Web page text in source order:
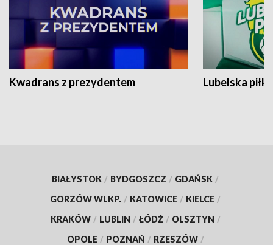
Kwadrans z prezydentem Lubelska piłka
BIAŁYSTOK / BYDGOSZCZ / GDAŃSK /
GORZÓW WLKP. / KATOWICE / KIELCE /
KRAKÓW / LUBLIN / ŁÓDŹ / OLSZTYN /
OPOLE / POZNAŃ / RZESZÓW /